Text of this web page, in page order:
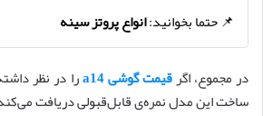
📌 حتما بخوانید:انواع پروتز سینه
در مجموع، اگرقیمت گوشی a14
را در نظر
ساخت این مدل نمره‌ی قابل‌قبولی دریافت